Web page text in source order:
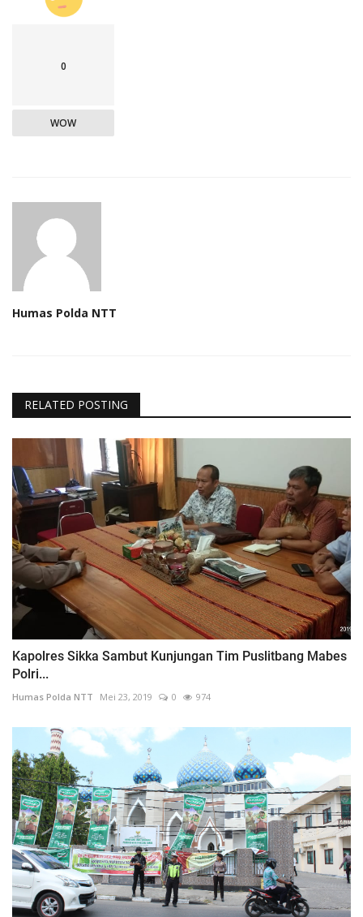
0
WOW
Humas Polda NTT
RELATED POSTING
Kapolres Sikka Sambut Kunjungan Tim Puslitbang Mabes
Polri...
Humas Polda NTT Mei 23, 2019 0 974